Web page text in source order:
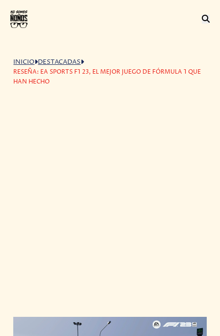
INICIO DESTACADAS
RESEÑA: EA SPORTS F1 23, EL MEJOR JUEGO DE FÓRMULA 1 QUE
HAN HECHO